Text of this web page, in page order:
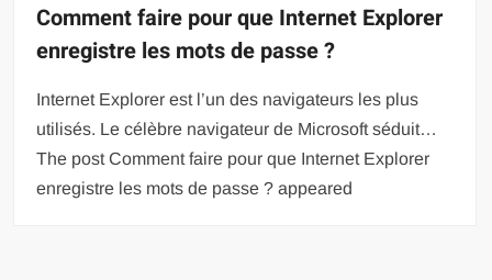
Comment faire pour que Internet Explorer
enregistre les mots de passe ?
Internet Explorer est l’un des navigateurs les plus
utilisés. Le célèbre navigateur de Microsoft séduit…
The post Comment faire pour que Internet Explorer
enregistre les mots de passe ? appeared